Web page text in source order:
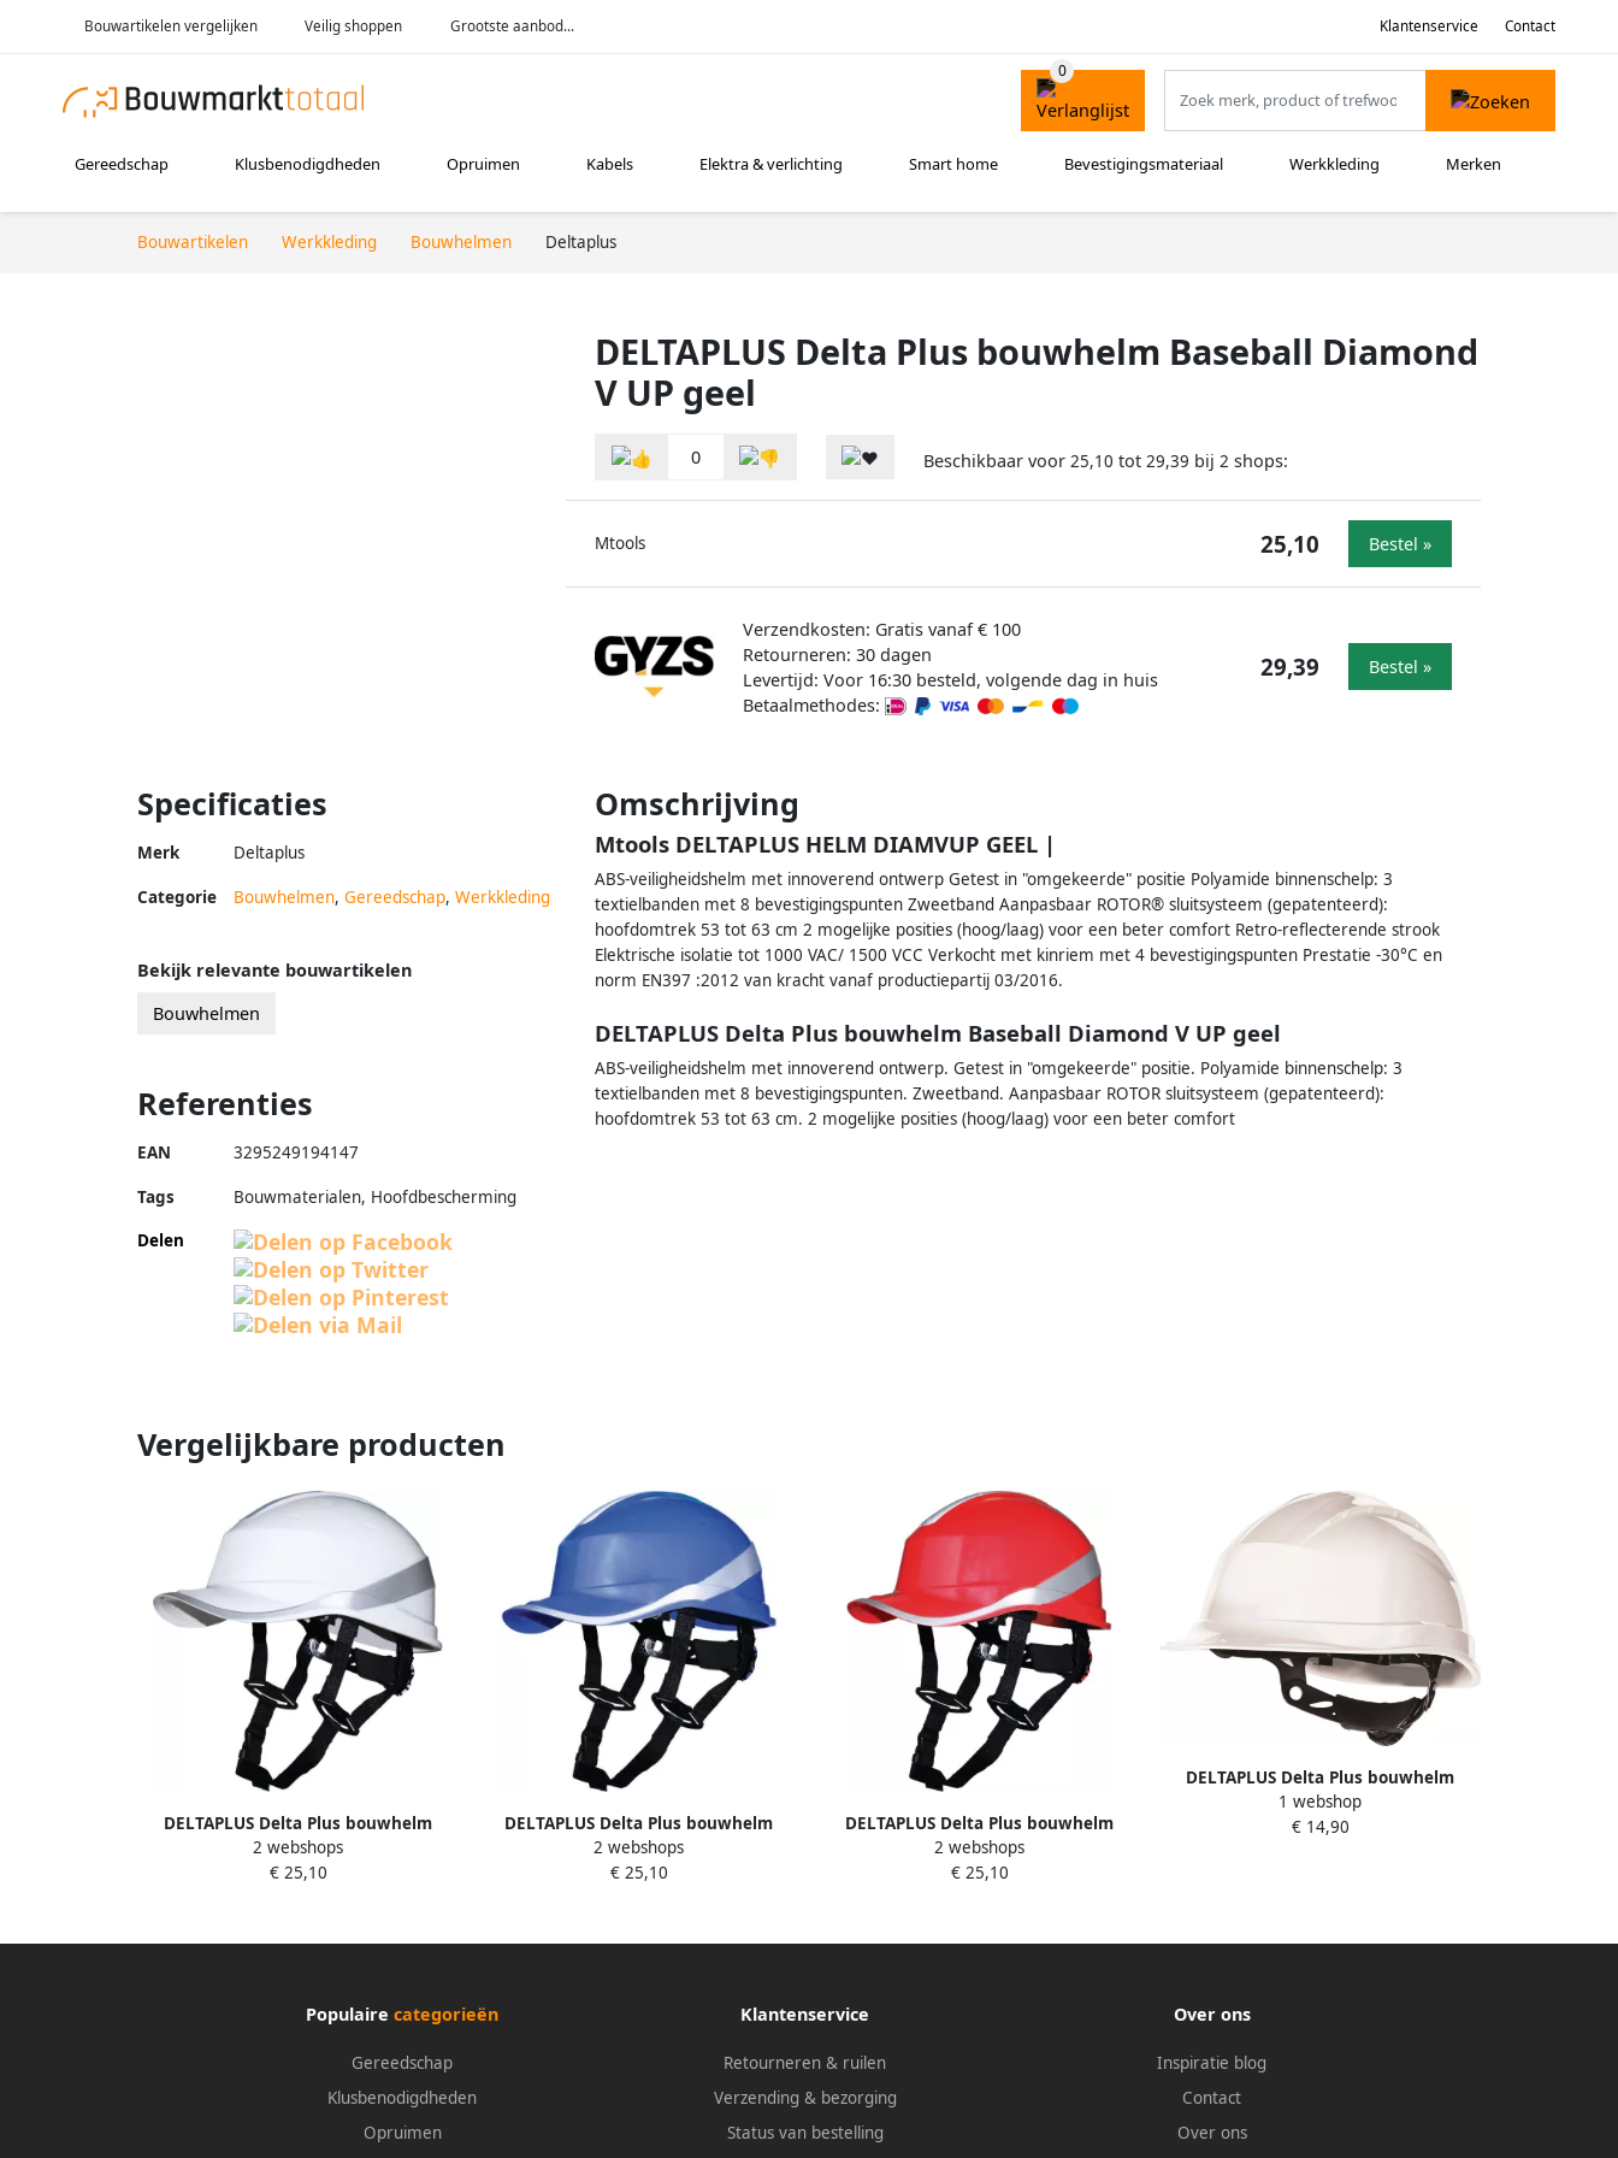
Bouwartikelen vergelijken Veilig shoppen Grootste aanbod... Klantenservice Contact
Gereedschap Klusbenodigdheden Opruimen Kabels Elektra & verlichting Smart home Bevestigingsmateriaal Werkkleding Merken
Bouwartikelen Werkkleding Bouwhelmen Deltaplus
DELTAPLUS Delta Plus bouwhelm Baseball Diamond
V UP geel
0 Beschikbaar voor 25,10 tot 29,39 bij 2 shops:
Mtools 25,10 Bestel »
Verzendkosten: Gratis vanaf € 100
Retourneren: 30 dagen
Levertijd: Voor 16:30 besteld, volgende dag in huis
Betaalmethodes:
29,39 Bestel »
Specificaties
Merk Deltaplus
Categorie Bouwhelmen, Gereedschap, Werkkleding
Omschrijving
Mtools DELTAPLUS HELM DIAMVUP GEEL |
ABS-veiligheidshelm met innoverend ontwerp Getest in "omgekeerde" positie Polyamide binnenschelp: 3
textielbanden met 8 bevestigingspunten Zweetband Aanpasbaar ROTOR® sluitsysteem (gepatenteerd):
hoofdomtrek 53 tot 63 cm 2 mogelijke posities (hoog/laag) voor een beter comfort Retro-reflecterende strook
Elektrische isolatie tot 1000 VAC/ 1500 VCC Verkocht met kinriem met 4 bevestigingspunten Prestatie -30°C en
norm EN397 :2012 van kracht vanaf productiepartij 03/2016.
DELTAPLUS Delta Plus bouwhelm Baseball Diamond V UP geel
ABS-veiligheidshelm met innoverend ontwerp. Getest in "omgekeerde" positie. Polyamide binnenschelp: 3
textielbanden met 8 bevestigingspunten. Zweetband. Aanpasbaar ROTOR sluitsysteem (gepatenteerd):
hoofdomtrek 53 tot 63 cm. 2 mogelijke posities (hoog/laag) voor een beter comfort
Bekijk relevante bouwartikelen
Bouwhelmen
Referenties
EAN 3295249194147
Tags
Bouwmaterialen, Hoofdbescherming
Delen
Vergelijkbare producten
DELTAPLUS Delta Plus bouwhelm
Baseball Diamond V UP wit
2 webshops
€ 25,10
DELTAPLUS Delta Plus bouwhelm
Baseball Diamond V UP blauw
2 webshops
€ 25,10
DELTAPLUS Delta Plus bouwhelm
Baseball Diamond V UP rood
2 webshops
€ 25,10
DELTAPLUS Delta Plus bouwhelm
QUARTZ UP III wit
1 webshop
€ 14,90
Populaire categorieën
Gereedschap
Klusbenodigdheden
Opruimen
Klantenservice
Retourneren & ruilen
Verzending & bezorging
Status van bestelling
Over ons
Inspiratie blog
Contact
Over ons